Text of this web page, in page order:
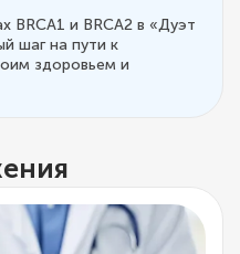
BRCA1 и BRCA2 в «Дуэт
шаг на пути к
здоровьем и